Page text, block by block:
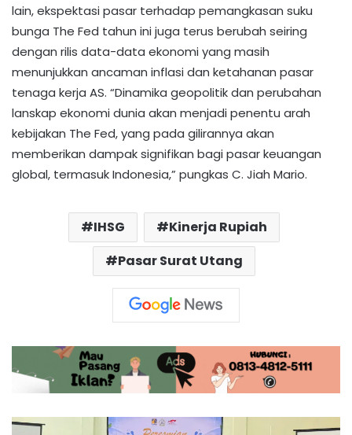
lain, ekspektasi pasar terhadap pemangkasan suku
bunga The Fed tahun ini juga terus berubah seiring
dengan rilis data-data ekonomi yang masih
menunjukkan ancaman inflasi dan ketahanan pasar
tenaga kerja AS. “Dinamika geopolitik dan perubahan
lanskap ekonomi dunia akan menjadi penentu arah
kebijakan The Fed, yang pada gilirannya akan
memberikan dampak signifikan bagi pasar keuangan
global, termasuk Indonesia,” pungkas C. Jiah Mario.
IHSG
Kinerja Rupiah
Pasar Surat Utang